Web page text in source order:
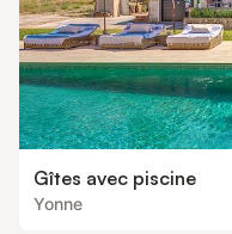
Gîtes avec piscine
Yonne